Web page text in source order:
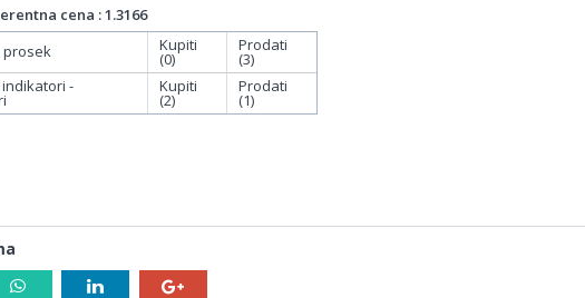
cena : 1.3166
prosek Kupiti
(0)
Prodati
(3)
-
Kupiti
(2)
Prodati
(1)